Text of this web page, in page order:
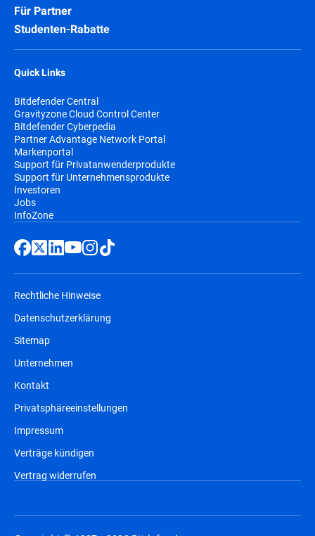
Für Partner
Studenten-Rabatte
Quick Links
Bitdefender Central
Gravityzone Cloud Control Center
Bitdefender Cyberpedia
Partner Advantage Network Portal
Markenportal
Support für Privatanwenderprodukte
Support für Unternehmensprodukte
Investoren
Jobs
InfoZone
Rechtliche Hinweise
Datenschutzerklärung
Sitemap
Unternehmen
Kontakt
Privatsphäreeinstellungen
Impressum
Verträge kündigen
Vertrag widerrufen